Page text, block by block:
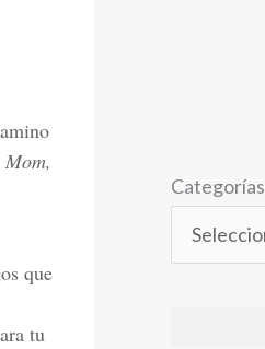
Mom,
que
tu
Categorías